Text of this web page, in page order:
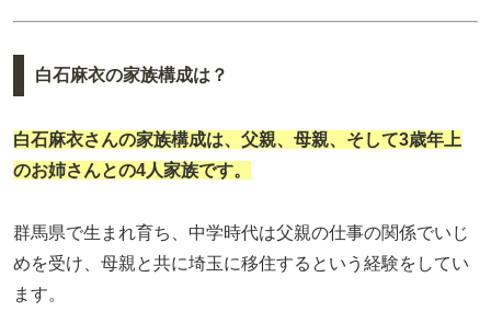
白石麻衣の家族構成は？
白石麻衣さんの家族構成は、父親、母親、そして3歳年上
のお姉さんとの4人家族です。
群馬県で生まれ育ち、中学時代は父親の仕事の関係でいじ
めを受け、母親と共に埼玉に移住するという経験をしてい
ます。